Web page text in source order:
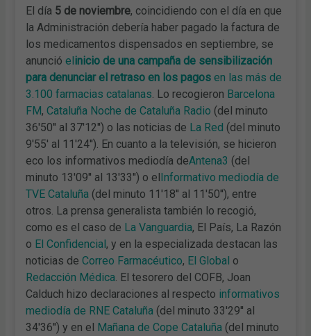
El día 5 de noviembre, coincidiendo con el día en que
la Administración debería haber pagado la factura de
los medicamentos dispensados en septiembre, se
anuncióelinicio de una campaña de sensibilización
para denunciar el retraso en los pagos en las más de
3.100 farmacias catalanas . Lo recogieron Barcelona
FM,Cataluña Noche de Cataluña Radio (del minuto
36'50'' al 37'12'') o las noticias de La Red (del minuto
9'55' al 11'24''). En cuanto a la televisión, se hicieron
eco los informativos mediodía deAntena3 (del
minuto 13'09'' al 13'33'') o elInformativo mediodía de
TVE Cataluña (del minuto 11'18'' al 11'50''), entre
otros. La prensa generalista también lo recogió,
como es el caso de La Vanguardia, El País, La Razón
o El Confidencial, y en la especializada destacan las
noticias deCorreo Farmacéutico, El Global o
Redacción Médica . El tesorero del COFB, Joan
Calduch hizo declaraciones al respecto informativos
mediodía de RNE Cataluña (del minuto 33'29'' al
34'36'') y en el Mañana de Cope Cataluña (del minuto